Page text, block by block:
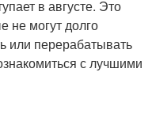
в августе. Это
не могут долго
или перерабатывать
с лучшими